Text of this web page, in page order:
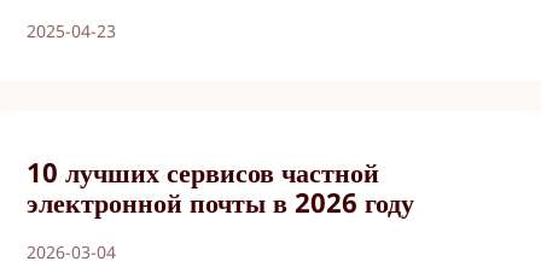
2025-04-23
10 лучших сервисов частной
электронной почты в 2026 году
2026-03-04